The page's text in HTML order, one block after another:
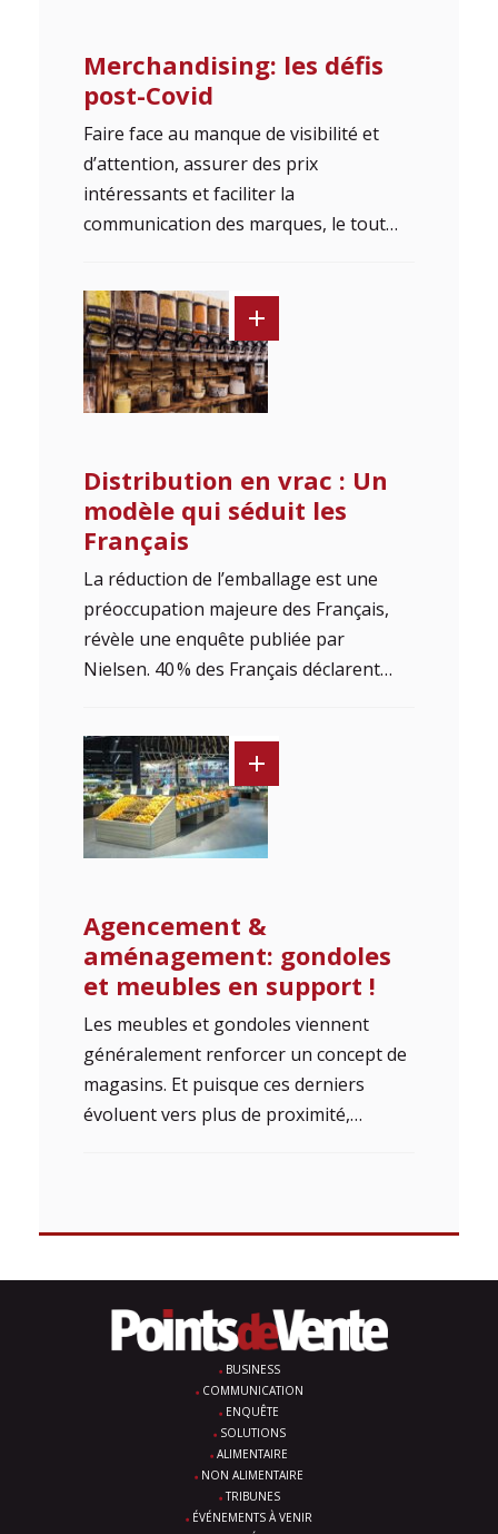
Merchandising: les défis
post-Covid
Faire face au manque de visibilité et
d’attention, assurer des prix
intéressants et faciliter la
communication des marques, le tout…
Distribution en vrac : Un
modèle qui séduit les
Français
La réduction de l’emballage est une
préoccupation majeure des Français,
révèle une enquête publiée par
Nielsen. 40 % des Français déclarent…
Agencement &
aménagement: gondoles
et meubles en support !
Les meubles et gondoles viennent
généralement renforcer un concept de
magasins. Et puisque ces derniers
évoluent vers plus de proximité,…
BUSINESS
COMMUNICATION
ENQUÊTE
SOLUTIONS
ALIMENTAIRE
NON ALIMENTAIRE
TRIBUNES
ÉVÉNEMENTS À VENIR